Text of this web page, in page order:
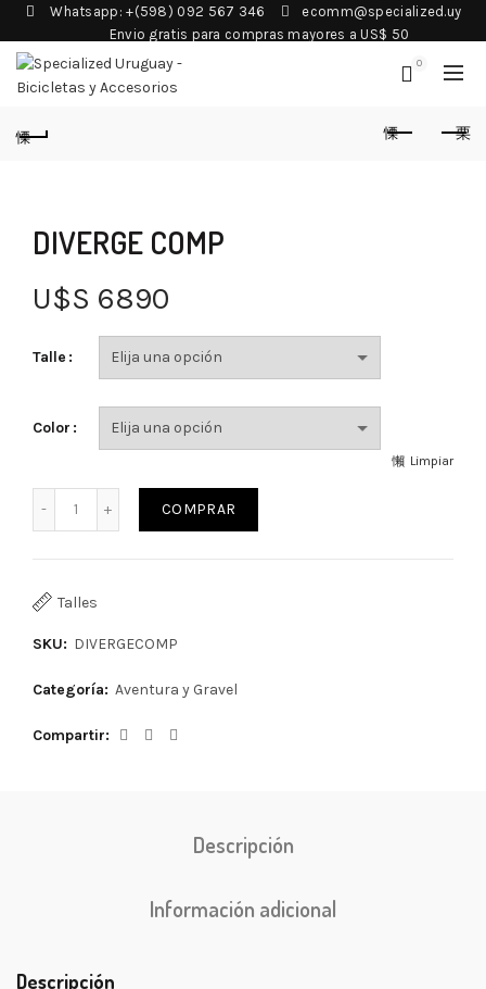
Whatsapp: +(598) 092 567 346
ecomm@specialized.uy
Envio gratis para compras mayores a US$ 50
0
DIVERGE COMP
U$S 6890
Talle
Color
Limpiar
COMPRAR
Talles
SKU: DIVERGECOMP
Categoría: Aventura y Gravel
Compartir
Descripción
Información adicional
Descripción